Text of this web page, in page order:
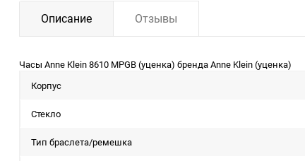
Описание Отзывы
Часы Anne Klein 8610 MPGB (уценка) бренда Anne Klein (уценка)
Корпус
Стекло
Тип браслета/ремешка